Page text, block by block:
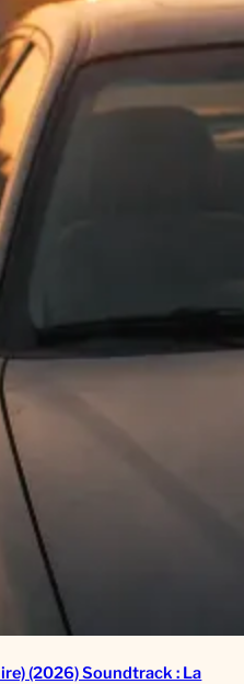
(2026) Soundtrack : La